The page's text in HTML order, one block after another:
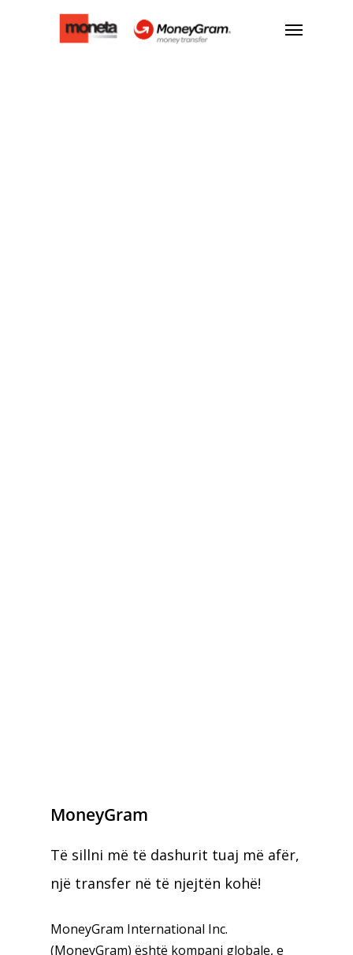
MoneyGram
Të sillni më të dashurit tuaj më afër,
një transfer në të njejtën kohë!
MoneyGram International Inc.
(MoneyGram) është kompani globale, e